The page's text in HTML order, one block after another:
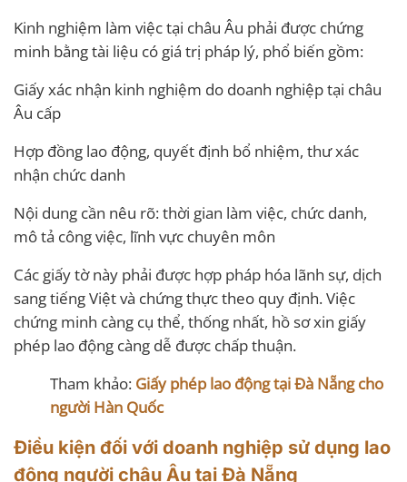
Kinh nghiệm làm việc tại châu Âu phải được chứng
minh bằng tài liệu có giá trị pháp lý, phổ biến gồm:
Giấy xác nhận kinh nghiệm do doanh nghiệp tại châu
Âu cấp
Hợp đồng lao động, quyết định bổ nhiệm, thư xác
nhận chức danh
Nội dung cần nêu rõ: thời gian làm việc, chức danh,
mô tả công việc, lĩnh vực chuyên môn
Các giấy tờ này phải được hợp pháp hóa lãnh sự, dịch
sang tiếng Việt và chứng thực theo quy định. Việc
chứng minh càng cụ thể, thống nhất, hồ sơ xin giấy
phép lao động càng dễ được chấp thuận.
Tham khảo: Giấy phép lao động tại Đà Nẵng cho
người Hàn Quốc
Điều kiện đối với doanh nghiệp sử dụng lao
động người châu Âu tại Đà Nẵng